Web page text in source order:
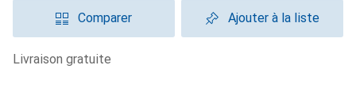
Comparer Ajouter à la liste
livraison gratuite